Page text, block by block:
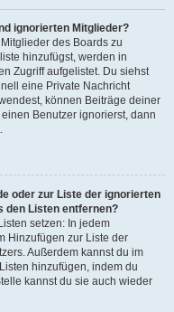
ignorierten Mitglieder?
des Boards zu
hinzufügst, werden in
Zugriff aufgelistet. Du siehst
eine Private Nachricht
können Beiträge deiner
Benutzer ignorierst, dann
oder zur Liste der ignorierten
den Listen entfernen?
setzen: In jedem
Hinzufügen zur Liste der
Außerdem kannst du im
hinzufügen, indem du
kannst du sie auch wieder